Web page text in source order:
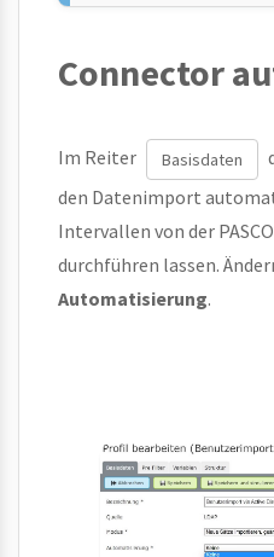
Connector
Im Reiter Basisdaten
den Datenimport
Intervallen von der
durchführen lassen.
Automatisierung.